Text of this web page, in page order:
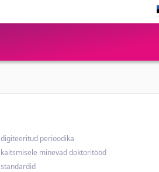
digiteeritud perioodika
kaitsmisele minevad doktoritööd
standardid